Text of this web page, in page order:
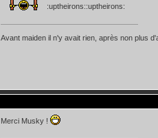
:uptheirons::uptheirons:
Avant maiden il n'y avait rien, après non plus
Merci Musky !